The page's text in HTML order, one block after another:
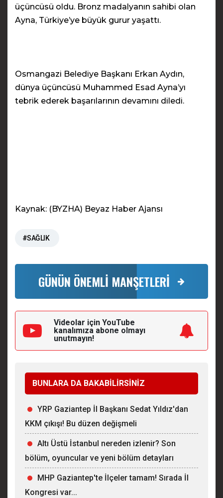
üçüncüsü oldu. Bronz madalyanın sahibi olan
Ayna, Türkiye’ye büyük gurur yaşattı.
Osmangazi Belediye Başkanı Erkan Aydın,
dünya üçüncüsü Muhammed Esad Ayna’yı
tebrik ederek başarılarının devamını diledi.
Kaynak: (BYZHA) Beyaz Haber Ajansı
#SAĞLIK
GÜNÜN ÖNEMLİ MANŞETLERİ
Videolar için YouTube
kanalımıza abone olmayı
unutmayın!
BUNLARA DA BAKABİLİRSİNİZ
YRP Gaziantep İl Başkanı Sedat Yıldız'dan
KKM çıkışı! Bu düzen değişmeli
Altı Üstü İstanbul nereden izlenir? Son
bölüm, oyuncular ve yeni bölüm detayları
MHP Gaziantep'te İlçeler tamam! Sırada İl
Kongresi var...